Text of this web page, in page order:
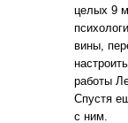
целых 9
вины,
работы
Спустя
с ним.